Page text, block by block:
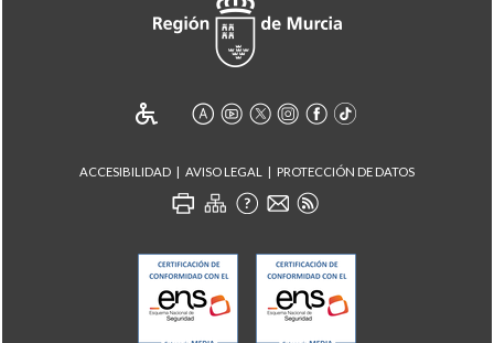
ACCESIBILIDAD AVISO LEGAL PROTECCIÓN DE DATOS